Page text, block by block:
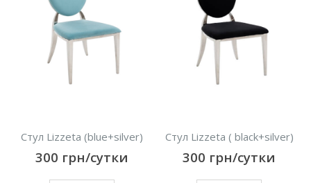
Стул Lizzeta (blue+silver)
300 грн/сутки
Стул Lizzeta ( black+silver)
300 грн/сутки